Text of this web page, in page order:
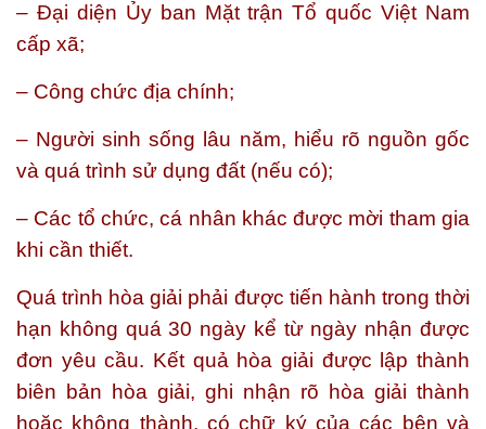
– Đại diện Ủy ban Mặt trận Tổ quốc Việt Nam
cấp xã;
– Công chức địa chính;
– Người sinh sống lâu năm, hiểu rõ nguồn gốc
và quá trình sử dụng đất (nếu có);
– Các tổ chức, cá nhân khác được mời tham gia
khi cần thiết.
Quá trình hòa giải phải được tiến hành trong thời
hạn không quá 30 ngày kể từ ngày nhận được
đơn yêu cầu. Kết quả hòa giải được lập thành
biên bản hòa giải, ghi nhận rõ hòa giải thành
hoặc không thành, có chữ ký của các bên và